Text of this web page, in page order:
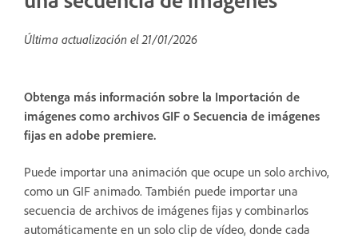
Última actualización el21/01/2026
Obtenga más información sobre la Importación de
imágenes como archivos GIF o Secuencia de imágenes
fijas en adobe premiere.
Puede importar una animación que ocupe un solo archivo,
como un GIF animado. También puede importar una
secuencia de archivos de imágenes fijas y combinarlos
automáticamente en un solo clip de vídeo, donde cada